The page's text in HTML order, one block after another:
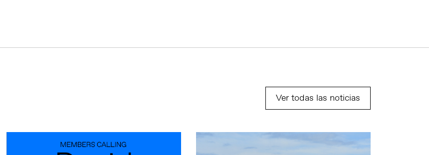
Ver todas las noticias